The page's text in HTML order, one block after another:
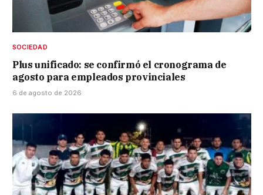
SOCIEDAD
Plus unificado: se confirmó el cronograma de
agosto para empleados provinciales
6 de agosto de 2026